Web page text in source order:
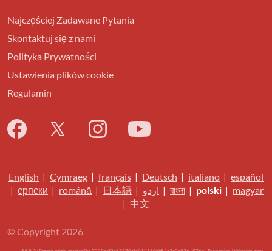
Najczęściej Zadawane Pytania
Skontaktuj się z nami
Polityka Prywatności
Ustawienia plików cookie
Regulamin
English | Cymraeg | français | Deutsch | italiano | español
| српски | română | 日本語 | اردو | বাংলা | polski | magyar
| 中文
© Copyright 2026